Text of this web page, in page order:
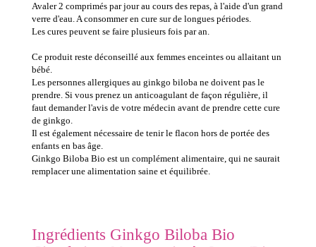
Avaler 2 comprimés par jour au cours des repas, à l'aide d'un grand
verre d'eau. A consommer en cure sur de longues périodes.
Les cures peuvent se faire plusieurs fois par an.
Ce produit reste déconseillé aux femmes enceintes ou allaitant un
bébé.
Les personnes allergiques au ginkgo biloba ne doivent pas le
prendre. Si vous prenez un anticoagulant de façon régulière, il
faut demander l'avis de votre médecin avant de prendre cette cure
de ginkgo.
Il est également nécessaire de tenir le flacon hors de portée des
enfants en bas âge.
Ginkgo Biloba Bio est un complément alimentaire, qui ne saurait
remplacer une alimentation saine et équilibrée.
Ingrédients Ginkgo Biloba Bio